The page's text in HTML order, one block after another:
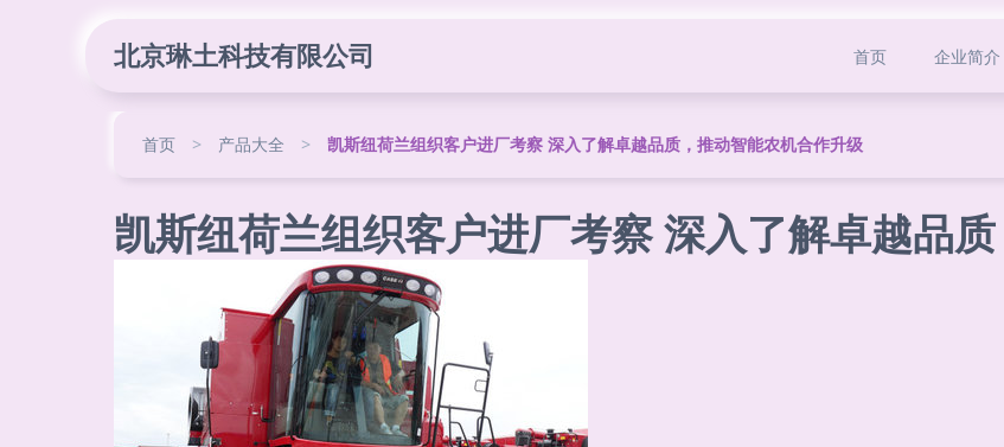
北京琳土科技有限公司 首页 企业简介
首页 > 产品大全 > 凯斯纽荷兰组织客户进厂考察 深入了解卓越品质，推动智能农机合作升级
凯斯纽荷兰组织客户进厂考察 深入了解卓越品